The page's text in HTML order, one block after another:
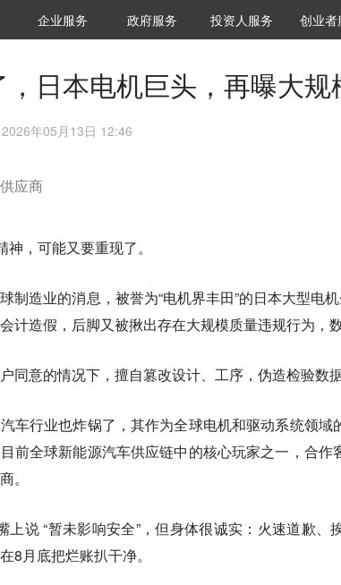
36Kr研究院
企业服务 城市之窗
政府服务 VClub投资机构库
投资机构职位推介
投资人服务 创投
创业者
日本电机巨头，再曝大规
2026年05月13日 12:46
应商
神，可能又要重现了。
制造业的消息，被誉为“电机界丰田”的日本大型电
计造假，后脚又被揪出存在大规模质量违规行为，
同意的情况下，擅自篡改设计、工序，伪造检验数
车行业也炸锅了，其作为全球电机和驱动系统领域
前全球新能源汽车供应链中的核心玩家之一，合作
。
上说 “暂未影响安全”，但身体很诚实：火速道歉、
8月底把烂账扒干净。